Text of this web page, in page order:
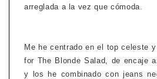
arreglada a la vez que cómoda.
Me he centrado en el top celeste
for The Blonde Salad, de encaje
y los he combinado con jeans